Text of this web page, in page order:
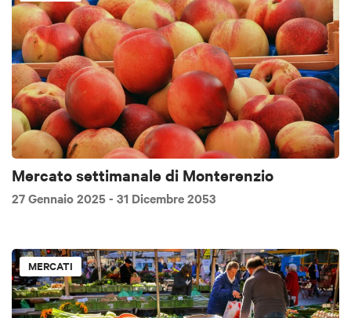
Mercato settimanale di Monterenzio
27 Gennaio 2025- 31 Dicembre 2053
MERCATI